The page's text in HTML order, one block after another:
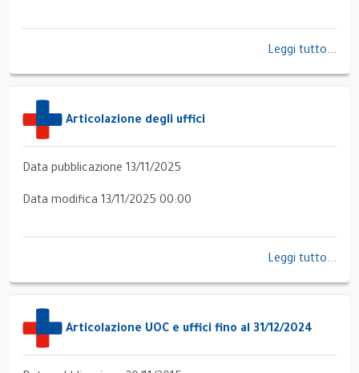
Leggi tutto...
Articolazione degli uffici
Data pubblicazione 13/11/2025
Data modifica 13/11/2025 00:00
Leggi tutto...
Articolazione UOC e uffici fino al 31/12/2024